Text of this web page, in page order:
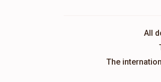
All
The